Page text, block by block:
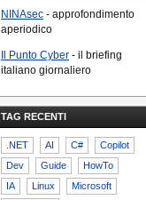
NINAsec - approfondimento
aperiodico
Il Punto Cyber - il briefing
italiano giornaliero
TAG RECENTI
.NET AI C#
Copilot
Dev
Guide
HowTo
IA
Linux
Microsoft